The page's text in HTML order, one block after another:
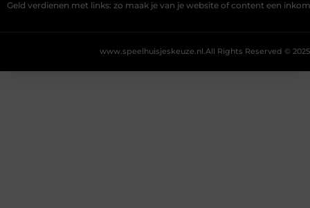
Geld verdienen met links: zo maak je van je website of content een
All Rights Reserved © 2025
www.speelhuisjeskeuze.nl.